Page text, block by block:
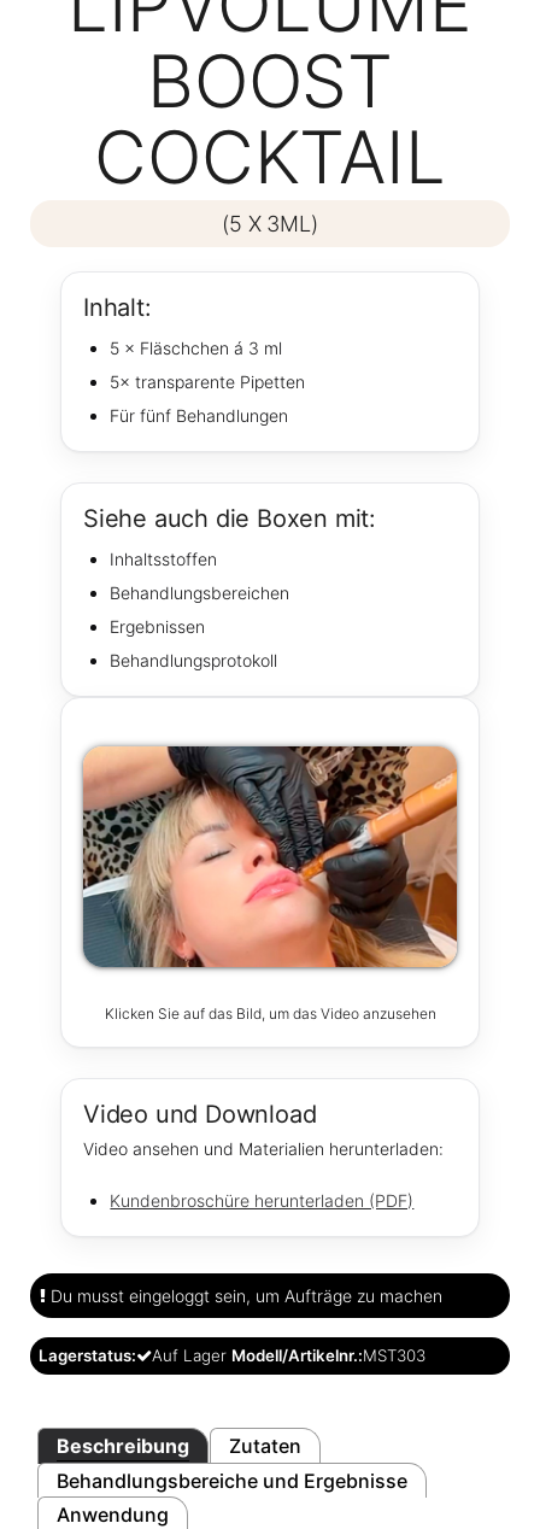
BOOST
COCKTAIL
(5 X 3ML)
Inhalt:
5 × Fläschchen á 3 ml
5× transparente Pipetten
Für fünf Behandlungen
Siehe auch die Boxen mit:
Inhaltsstoffen
Behandlungsbereichen
Ergebnissen
Behandlungsprotokoll
Klicken Sie auf das Bild, um das Video anzusehen
Video und Download
Video ansehen und Materialien herunterladen:
Kundenbroschüre herunterladen (PDF)
Du musst eingeloggt sein, um Aufträge zu machen
Lagerstatus: Auf Lager Modell/Artikelnr.:MST303
Beschreibung
Zutaten
Behandlungsbereiche und Ergebnisse
Anwendung